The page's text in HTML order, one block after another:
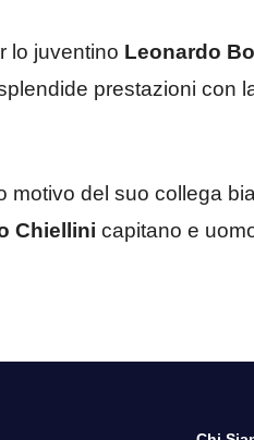
lo juventino Leonardo
prestazioni con
motivo del suo collega
Chiellini capitano e